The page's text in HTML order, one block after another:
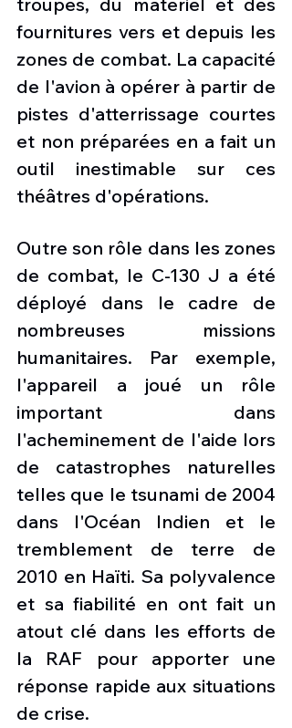
fournitures vers et depuis les
zones de combat. La capacité
de l'avion à opérer à partir de
pistes d'atterrissage courtes
et non préparées en a fait un
outil inestimable sur ces
théâtres d'opérations.
Outre son rôle dans les zones
de combat, le C-130 J a été
déployé dans le cadre de
nombreuses missions
humanitaires. Par exemple,
l'appareil a joué un rôle
important dans
l'acheminement de l'aide lors
de catastrophes naturelles
telles que le tsunami de 2004
dans l'Océan Indien et le
tremblement de terre de
2010 en Haïti. Sa polyvalence
et sa fiabilité en ont fait un
atout clé dans les efforts de
la RAF pour apporter une
réponse rapide aux situations
de crise.